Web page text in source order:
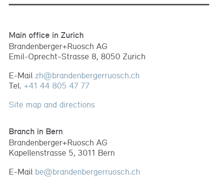
Main office in Zurich
Brandenberger+Ruosch AG
Emil-Oprecht-Strasse 8, 8050 Zurich
E-Mail zh@brandenbergerruosch.ch
Tel. +41 44 805 47 77
Site map and directions
Branch in Bern
Brandenberger+Ruosch AG
Kapellenstrasse 5, 3011 Bern
E-Mail be@brandenbergerruosch.ch